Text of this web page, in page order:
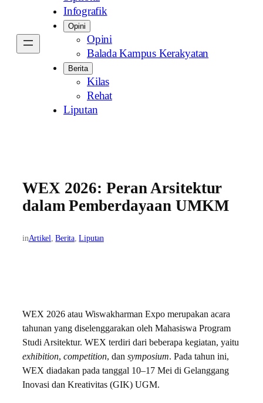
Infografik
Opini
Opini
Balada Kampus Kerakyatan
Berita
Kilas
Rehat
Liputan
WEX 2026: Peran Arsitektur
dalam Pemberdayaan UMKM
inArtikel, Berita, Liputan
WEX 2026 atau Wiswakharman Expo merupakan acara
tahunan yang diselenggarakan oleh Mahasiswa Program
Studi Arsitektur. WEX terdiri dari beberapa kegiatan, yaitu
exhibition, competition, dan symposium. Pada tahun ini,
WEX diadakan pada tanggal 10–17 Mei di Gelanggang
Inovasi dan Kreativitas (GIK) UGM.